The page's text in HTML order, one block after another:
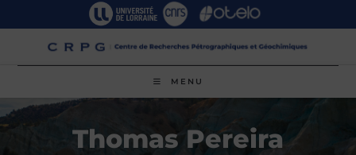
MENU
Thomas Pereira